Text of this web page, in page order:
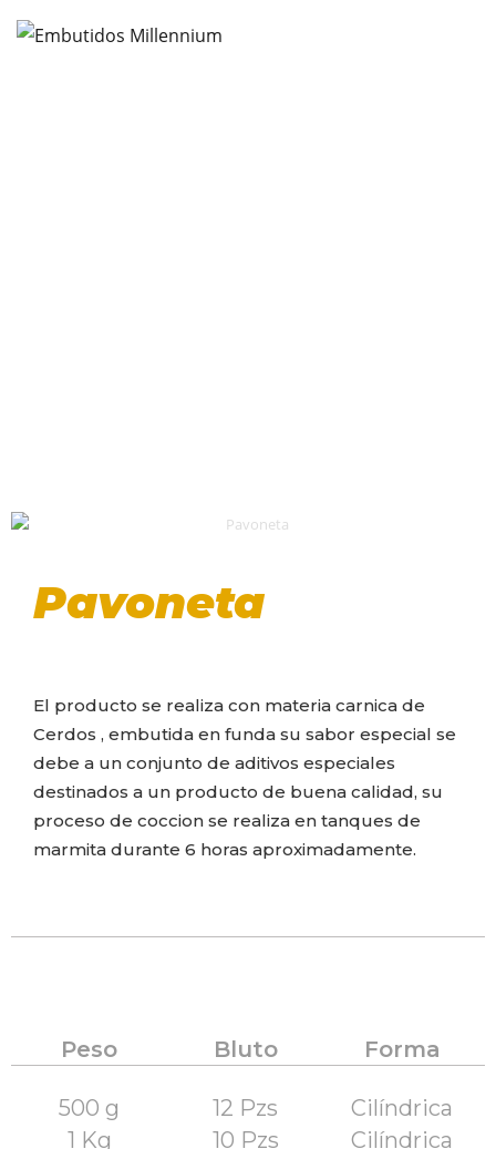
Pavoneta
El producto se realiza con materia carnica de
Cerdos , embutida en funda su sabor especial se
debe a un conjunto de aditivos especiales
destinados a un producto de buena calidad, su
proceso de coccion se realiza en tanques de
marmita durante 6 horas aproximadamente.
Peso Bluto Forma
500 g 12 Pzs
Cilíndrica
1 Kg
10 Pzs Cilíndrica